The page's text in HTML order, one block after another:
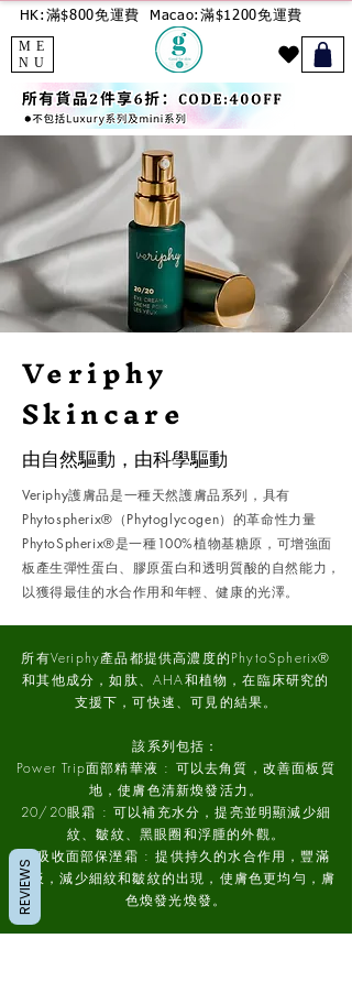
HK:滿$800免運費 Macao:滿$1200免運費
ME
NU
Veriphy
Skincare
由自然驅動，由科學驅動
Veriphy護膚品是一種天然護膚品系列，具有
Phytospherix®（Phytoglycogen）的革命性力量
PhytoSpherix®是一種100%植物基糖原，可增強面
板產生彈性蛋白、膠原蛋白和透明質酸的自然能力，
以獲得最佳的水合作用和年輕、健康的光澤。
所有Veriphy產品都提供高濃度的PhytoSpherix®
和其他成分，如肽、AHA和植物，在臨床研究的
支援下，可快速、可見的結果。
該系列包括：
Power Trip面部精華液 : 可以去角質，改善面板質
地，使膚色清新煥發活力。
20/20眼霜 : 可以補充水分，提亮並明顯減少細
紋、皺紋、黑眼圈和浮腫的外觀。
自吸收面部保溼霜 : 提供持久的水合作用，豐滿
面板，減少細紋和皺紋的出現，使膚色更均勻，膚
色煥發光煥發。
REVIEWS